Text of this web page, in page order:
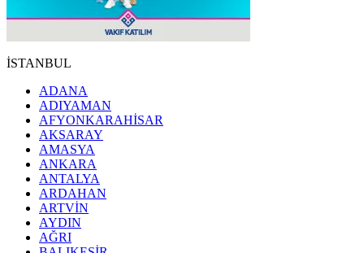
İSTANBUL
ADANA
ADIYAMAN
AFYONKARAHİSAR
AKSARAY
AMASYA
ANKARA
ANTALYA
ARDAHAN
ARTVİN
AYDIN
AĞRI